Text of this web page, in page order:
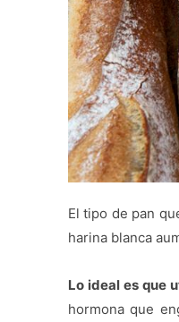
El tipo de pan
harina blanca
Lo ideal es que
hormona que